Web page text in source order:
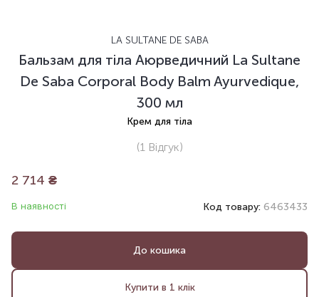
LA SULTANE DE SABA
Бальзам для тіла Аюрведичний La Sultane
De Saba Corporal Body Balm Ayurvedique,
300 мл
Крем для тіла
(1Відгук)
2 714 ₴
В наявності Код товару: 6463433
До кошика
Купити в 1 клік